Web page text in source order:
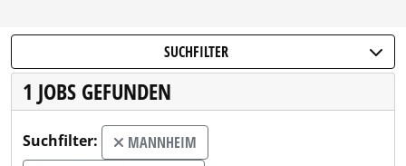
SUCHFILTER
1 JOBS GEFUNDEN
Suchfilter:
MANNHEIM